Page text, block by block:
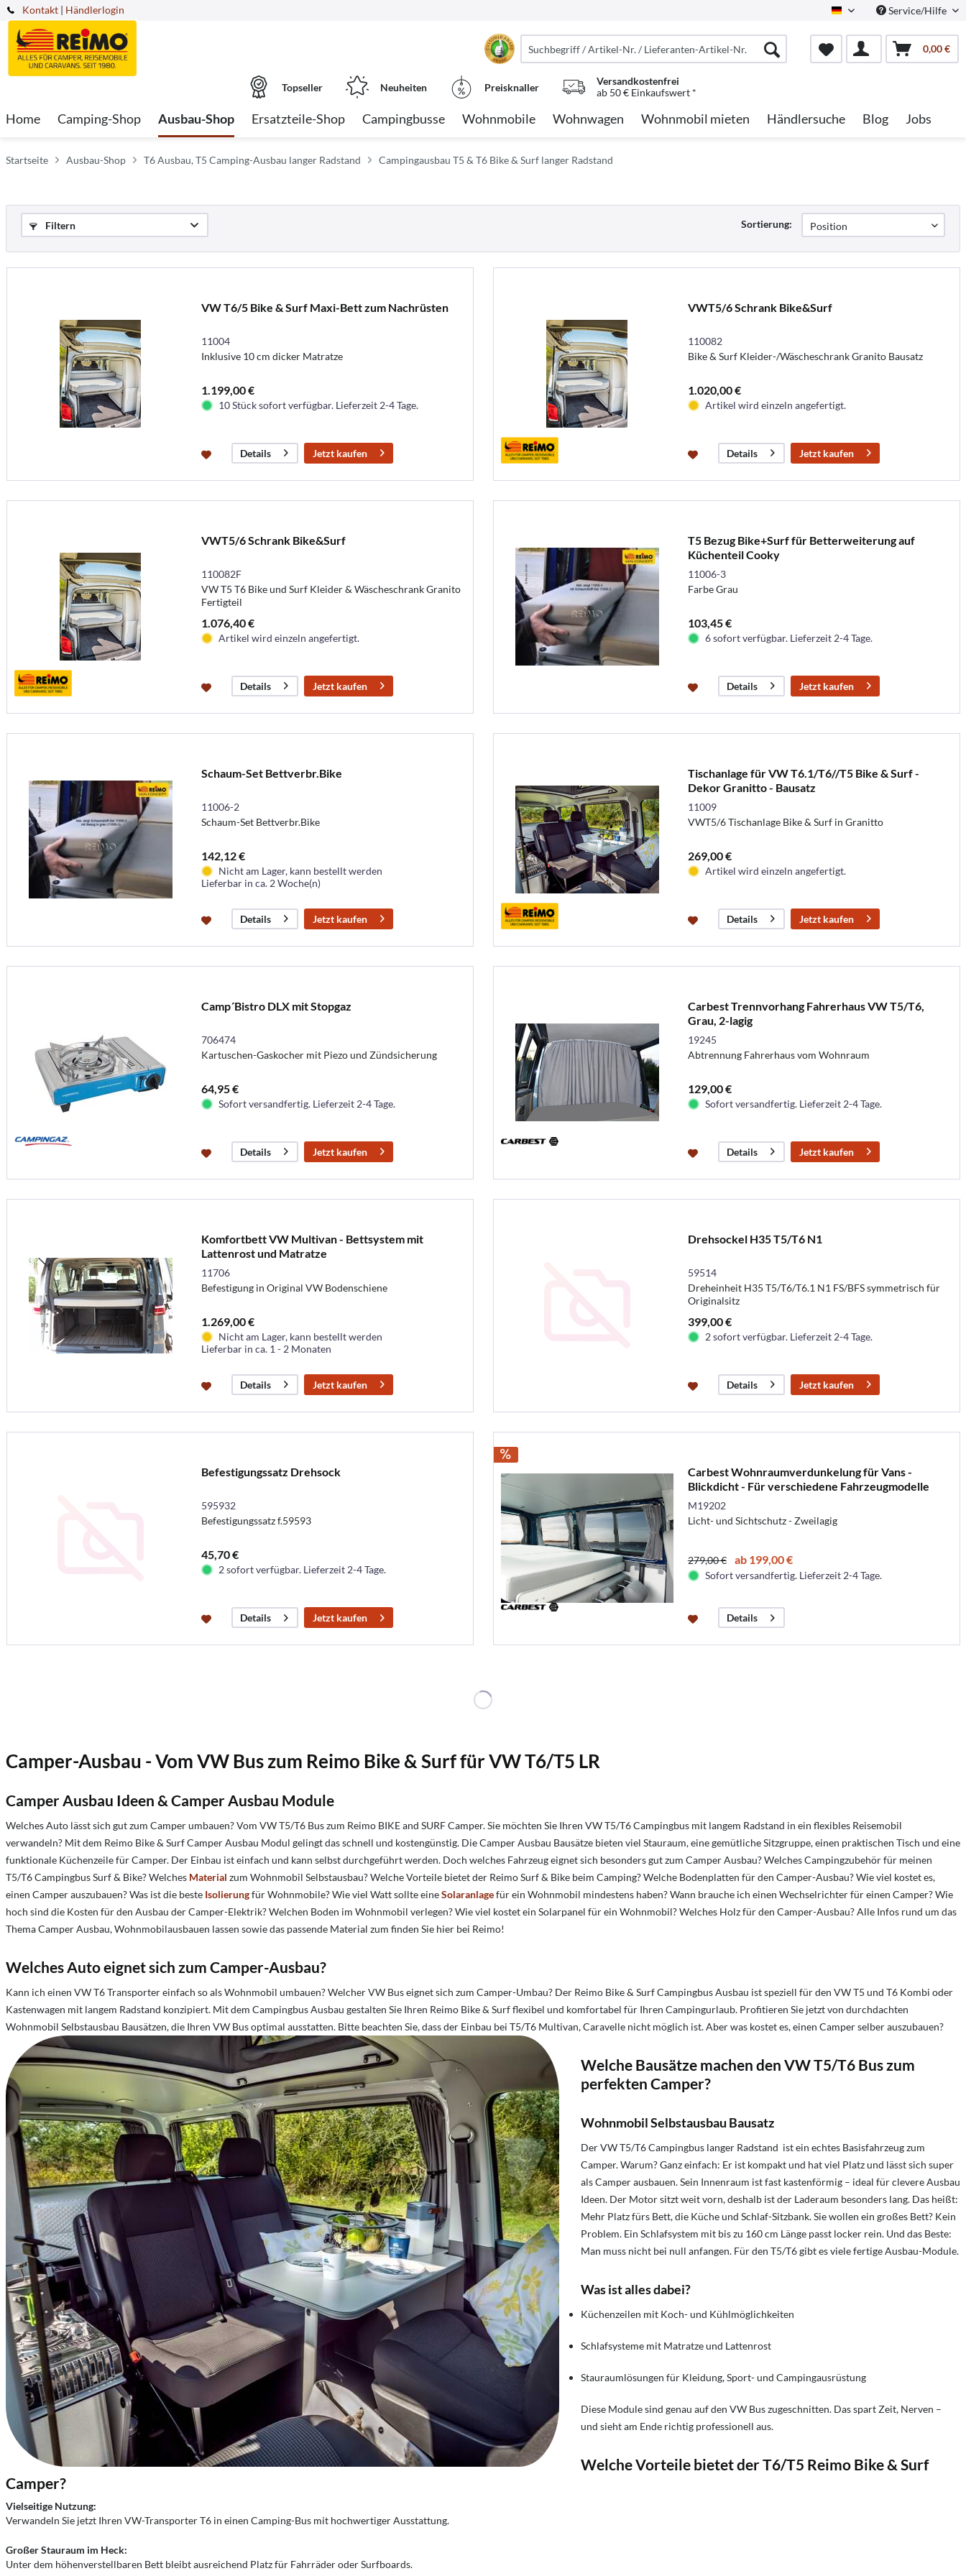
Kontakt German Service/Hilfe
| Händlerlogin
0,00 €
Topseller Neuheiten Preisknaller
Versandkostenfrei
ab 50 € Einkaufswert *
Home Camping-Shop Ausbau-Shop Ersatzteile-Shop Campingbusse Wohnmobile Wohnwagen Wohnmobil mieten Händlersuche Blog Jobs
Startseite Ausbau-Shop T6 Ausbau, T5 Camping-Ausbau langer Radstand Campingausbau T5 & T6 Bike & Surf langer Radstand
Filtern Sortierung:
VW T6/5 Bike & Surf Maxi-Bett zum Nachrüsten
11004
Inklusive 10 cm dicker Matratze
1.199,00 €
10 Stück sofort verfügbar. Lieferzeit 2-4 Tage.
Details Jetzt kaufen
VWT5/6 Schrank Bike&Surf
110082
Bike & Surf Kleider-/Wäscheschrank Granito Bausatz
1.020,00 €
Artikel wird einzeln angefertigt.
Details Jetzt kaufen
VWT5/6 Schrank Bike&Surf
110082F
VW T5 T6 Bike und Surf Kleider & Wäscheschrank Granito
Fertigteil
1.076,40 €
Artikel wird einzeln angefertigt.
Details Jetzt kaufen
T5 Bezug Bike+Surf für Betterweiterung auf
Küchenteil Cooky
11006-3
Farbe Grau
103,45 €
6 sofort verfügbar. Lieferzeit 2-4 Tage.
Details Jetzt kaufen
Schaum-Set Bettverbr.Bike
11006-2
Schaum-Set Bettverbr.Bike
142,12 €
Nicht am Lager, kann bestellt werden
Lieferbar in ca. 2 Woche(n)
Details Jetzt kaufen
Tischanlage für VW T6.1/T6//T5 Bike & Surf -
Dekor Granitto - Bausatz
11009
VWT5/6 Tischanlage Bike & Surf in Granitto
269,00 €
Artikel wird einzeln angefertigt.
Details Jetzt kaufen
Camp´Bistro DLX mit Stopgaz
706474
Kartuschen-Gaskocher mit Piezo und Zündsicherung
64,95 €
Sofort versandfertig. Lieferzeit 2-4 Tage.
Details Jetzt kaufen
Carbest Trennvorhang Fahrerhaus VW T5/T6,
Grau, 2-lagig
19245
Abtrennung Fahrerhaus vom Wohnraum
129,00 €
Sofort versandfertig. Lieferzeit 2-4 Tage.
Details Jetzt kaufen
Komfortbett VW Multivan - Bettsystem mit
Lattenrost und Matratze
11706
Befestigung in Original VW Bodenschiene
1.269,00 €
Nicht am Lager, kann bestellt werden
Lieferbar in ca. 1 - 2 Monaten
Details Jetzt kaufen
Drehsockel H35 T5/T6 N1
59514
Dreheinheit H35 T5/T6/T6.1 N1 FS/BFS symmetrisch für
Originalsitz
399,00 €
2 sofort verfügbar. Lieferzeit 2-4 Tage.
Details Jetzt kaufen
Befestigungssatz Drehsock
595932
Befestigungssatz f.59593
45,70 €
2 sofort verfügbar. Lieferzeit 2-4 Tage.
Details Jetzt kaufen
Carbest Wohnraumverdunkelung für Vans -
Blickdicht - Für verschiedene Fahrzeugmodelle
M19202
Licht- und Sichtschutz - Zweilagig
279,00 € ab 199,00 €
Sofort versandfertig. Lieferzeit 2-4 Tage.
Details
Camper-Ausbau - Vom VW Bus zum Reimo Bike & Surf für VW T6/T5 LR
Camper Ausbau Ideen & Camper Ausbau Module
Welches Auto lässt sich gut zum Camper umbauen?Vom VW T5/T6 Bus zum Reimo BIKE and SURF Camper. Sie möchten Sie Ihren VW T5/T6 Campingbus mit langem Radstand in ein flexibles Reisemobil
verwandeln? Mit dem Reimo Bike & Surf Camper Ausbau Modul gelingt das schnell und kostengünstig. Die Camper Ausbau Bausätze bieten viel Stauraum, eine gemütliche Sitzgruppe, einen praktischen Tisch und eine
funktionale Küchenzeile für Camper. Der Einbau ist einfach und kann selbst durchgeführt werden. ​Doch welches Fahrzeug eignet sich besonders gut zum Camper Ausbau? Welches Campingzubehör für meinen
T5/T6 Campingbus Surf & Bike? Welches Material zum Wohnmobil Selbstausbau? Welche Vorteile bietet der Reimo Surf & Bike beim Camping?Welche Bodenplatten für den Camper-Ausbau?Wie viel kostet es,
einen Camper auszubauen?Was ist die beste Isolierungfür Wohnmobile?Wie viel Watt sollte eineSolaranlagefür ein Wohnmobil mindestens haben?Wann brauche ich einen Wechselrichter für einen Camper?Wie
hoch sind die Kosten für den Ausbau der Camper-Elektrik?Welchen Boden im Wohnmobil verlegen?Wie viel kostet ein Solarpanel für ein Wohnmobil? Welches Holz für den Camper-Ausbau? Alle Infos rund um das
Thema Camper Ausbau, Wohnmobilausbauen lassen sowie das passende Material zum finden Sie hier bei Reimo!
Welches Auto eignet sich zum Camper-Ausbau?
Kann ich einen VW T6 Transporter einfach so als Wohnmobil umbauen?Welcher VW Bus eignet sich zum Camper-Umbau? Der Reimo Bike & Surf Campingbus Ausbau ist speziell für den VW T5 und T6 Kombi oder
Kastenwagen mit langem Radstand konzipiert. ​Mit dem Campingbus Ausbau gestalten Sie Ihren Reimo Bike & Surf flexibel und komfortabel für Ihren Campingurlaub. Profitieren Sie jetzt von durchdachten
Wohnmobil Selbstausbau Bausätzen, die Ihren VW Bus optimal ausstatten. Bitte beachten Sie, dass der Einbau bei T5/T6 Multivan, Caravelle nicht möglich ist. Aber was kostet es, einen Camper selber auszubauen?
Welche Bausätze machen den VW T5/T6 Bus zum
perfekten Camper?
Wohnmobil Selbstausbau Bausatz
Der VW T5/T6 Campingbus langer Radstand ist ein echtes Basisfahrzeug zum
Camper. Warum? Ganz einfach: Er ist kompakt und hat viel Platz und lässt sich super
als Camper ausbauen. Sein Innenraum ist fast kastenförmig – ideal für clevere Ausbau
Ideen. Der Motor sitzt weit vorn, deshalb ist der Laderaum besonders lang. Das heißt:
Mehr Platz fürs Bett, die Küche und Schlaf-Sitzbank. Sie wollen ein großes Bett? Kein
Problem. Ein Schlafsystem mit bis zu 160 cm Länge passt locker rein. Und das Beste:
Man muss nicht bei null anfangen. Für den T5/T6 gibt es viele fertige Ausbau-Module.
Was ist alles dabei?
Küchenzeilen mit Koch- und Kühlmöglichkeiten
Schlafsysteme mit Matratze und Lattenrost
Stauraumlösungen für Kleidung, Sport- und Campingausrüstung
Diese Module sind genau auf den VW Bus zugeschnitten. Das spart Zeit, Nerven –
und sieht am Ende richtig professionell aus.
Welche Vorteile bietet der T6/T5 Reimo Bike & Surf
Camper?
Vielseitige Nutzung:
Verwandeln Sie jetzt Ihren VW-Transporter T6 in einen Camping-Bus mit hochwertiger Ausstattung.​
Großer Stauraum im Heck:
Unter dem höhenverstellbaren Bett bleibt ausreichend Platz für Fahrräder oder Surfboards. ​